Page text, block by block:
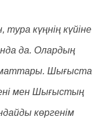
күңнің күйіне
да. Олардың
Шығыста
мен Шығыстың
көргенім